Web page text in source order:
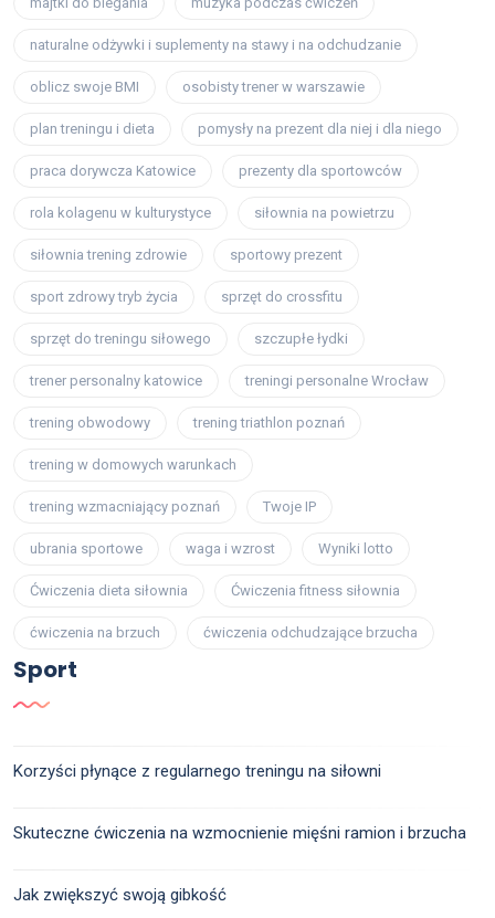
naturalne odżywki i suplementy na stawy i na odchudzanie
oblicz swoje BMI osobisty trener w warszawie
plan treningu i dieta pomysły na prezent dla niej i dla niego
praca dorywcza Katowice prezenty dla sportowców
rola kolagenu w kulturystyce siłownia na powietrzu
siłownia trening zdrowie sportowy prezent
sport zdrowy tryb życia sprzęt do crossfitu
sprzęt do treningu siłowego szczupłe łydki
trener personalny katowice treningi personalne Wrocław
trening obwodowy trening triathlon poznań
trening w domowych warunkach
trening wzmacniający poznań Twoje IP
ubrania sportowe waga i wzrost Wyniki lotto
Ćwiczenia dieta siłownia Ćwiczenia fitness siłownia
ćwiczenia na brzuch ćwiczenia odchudzające brzucha
Sport
Korzyści płynące z regularnego treningu na siłowni
Skuteczne ćwiczenia na wzmocnienie mięśni ramion i brzucha
Jak zwiększyć swoją gibkość